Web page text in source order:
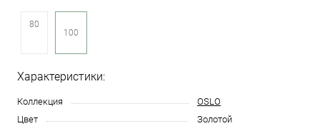
80
100
Характеристики:
Коллекция
OSLO
Цвет
Золотой